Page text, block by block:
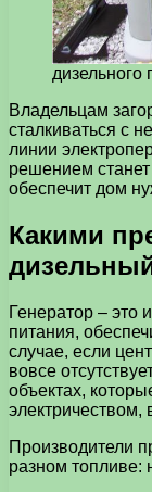
дизельного
Владельцам
сталкиваться с
линии
решением
обеспечит дом
Какими
Генератор – это
питания,
случае, если
вовсе
объектах,
электричеством,
Производители
разном топливе: